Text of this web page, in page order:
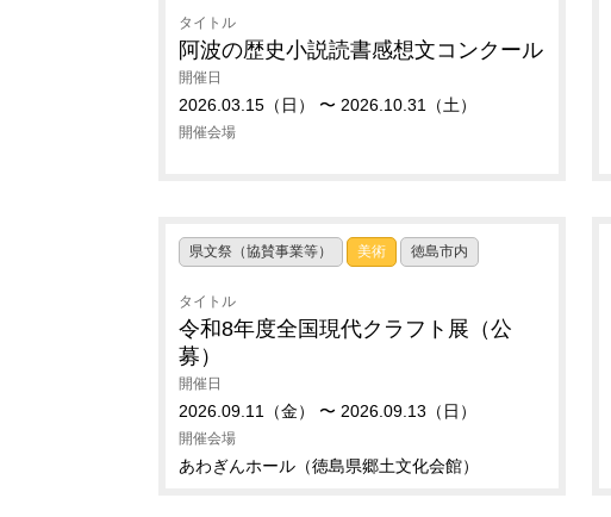
タイトル
阿波の歴史小説読書感想文コンクール
開催日
2026.03.15（日） 〜 2026.10.31（土）
開催会場
県文祭（協賛事業等） 美術 徳島市内
タイトル
令和8年度全国現代クラフト展（公
募）
開催日
2026.09.11（金） 〜 2026.09.13（日）
開催会場
あわぎんホール（徳島県郷土文化会館）